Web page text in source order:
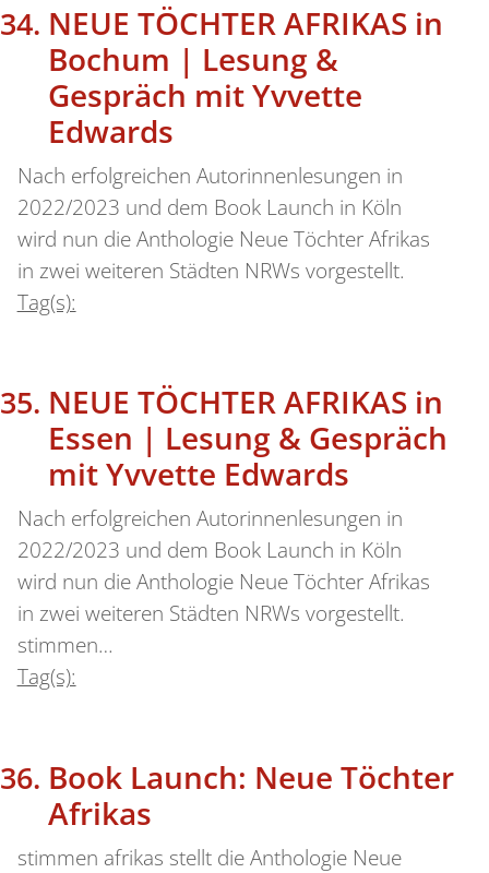
NEUE TÖCHTER AFRIKAS in
Bochum | Lesung &
Gespräch mit Yvvette
Edwards
Nach erfolgreichen Autorinnenlesungen in
2022/2023 und dem Book Launch in Köln
wird nun die Anthologie Neue Töchter Afrikas
in zwei weiteren Städten NRWs vorgestellt.
Tag(s):
NEUE TÖCHTER AFRIKAS in
Essen | Lesung & Gespräch
mit Yvvette Edwards
Nach erfolgreichen Autorinnenlesungen in
2022/2023 und dem Book Launch in Köln
wird nun die Anthologie Neue Töchter Afrikas
in zwei weiteren Städten NRWs vorgestellt.
stimmen…
Tag(s):
Book Launch: Neue Töchter
Afrikas
stimmen afrikas stellt die Anthologie Neue